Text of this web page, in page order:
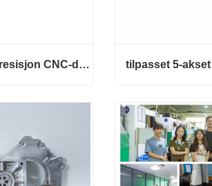
Høypresisjon presisjon CNC-dreiing av rustfritt stål metalldeler
Høypresisjon presisjon CNC-dreiing av rustfritt stål metalldeler
Kontakt nå